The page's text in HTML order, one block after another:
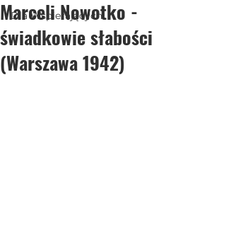
Dla Wspierających
Marceli Nowotko -
świadkowie słabości
(Warszawa 1942)